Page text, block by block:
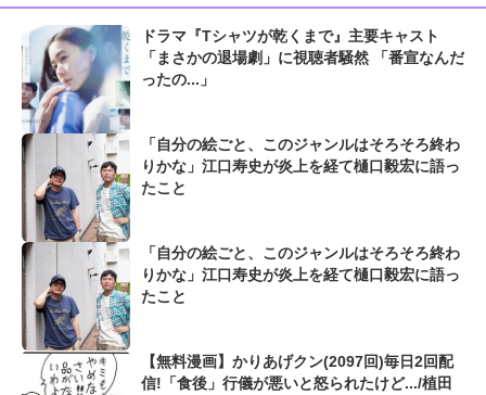
ドラマ『Tシャツが乾くまで』主要キャスト
「まさかの退場劇」に視聴者騒然 「番宣なんだ
ったの...」
「自分の絵ごと、このジャンルはそろそろ終わ
りかな」江口寿史が炎上を経て樋口毅宏に語っ
たこと
「自分の絵ごと、このジャンルはそろそろ終わ
りかな」江口寿史が炎上を経て樋口毅宏に語っ
たこと
【無料漫画】かりあげクン(2097回)毎日2回配
信!「食後」行儀が悪いと怒られたけど.../植田